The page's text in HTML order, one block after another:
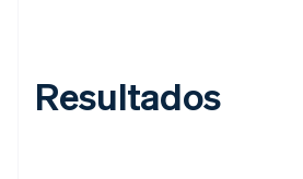
Resultados